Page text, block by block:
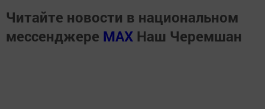
Читайте новости в национальном
мессенджере MАХ Наш Черемшан